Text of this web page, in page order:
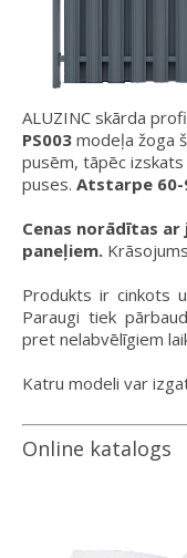
ALUZINC skārda
PS003 modeļa žoga
pusēm, tāpēc
puses. Atstarpe 60-
Cenas norādītas
paneļiem.
Produkts ir cinkots
Paraugi tiek
pret nelabvēlīgiem
Katru modeli var
Online katalogs